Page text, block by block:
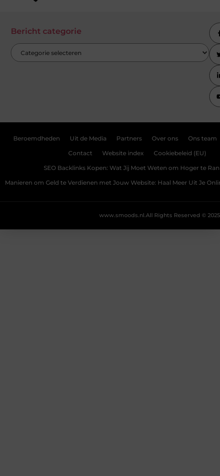
Bericht categorie
Beroemdheden Uit de Media Partners Over ons Ons team
Contact Website index Cookiebeleid (EU)
SEO Backlinks Kopen: Wat Jij Moet Weten om Hoger te
Manieren om Geld te Verdienen met Jouw Website: Haal Meer Uit Je
All Rights Reserved © 2025
www.smoods.nl.